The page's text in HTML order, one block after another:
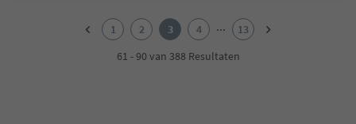
1 2 3 4 ...
13
61 - 90 van 388 Resultaten